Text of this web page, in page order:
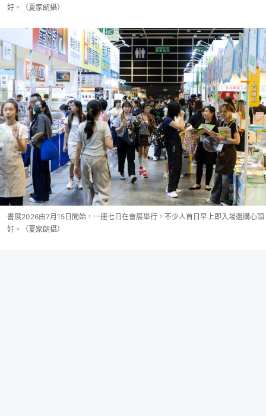
好。（夏家朗攝）
書展2026由7月15日開始，一連七日在會展舉行，不少人首日早上即入場選購心頭
好。（夏家朗攝）